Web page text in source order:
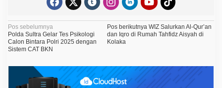
N
a
v
i
Pos sebelumnya
Polda Sultra Gelar Tes Psikologi
Calon Bintara Polri 2025 dengan
Sistem CAT BKN
Pos berikutnyaWIZ Salurkan Al-Qur’an
dan Iqro di Rumah Tahfidz Aisyah di
Kolaka